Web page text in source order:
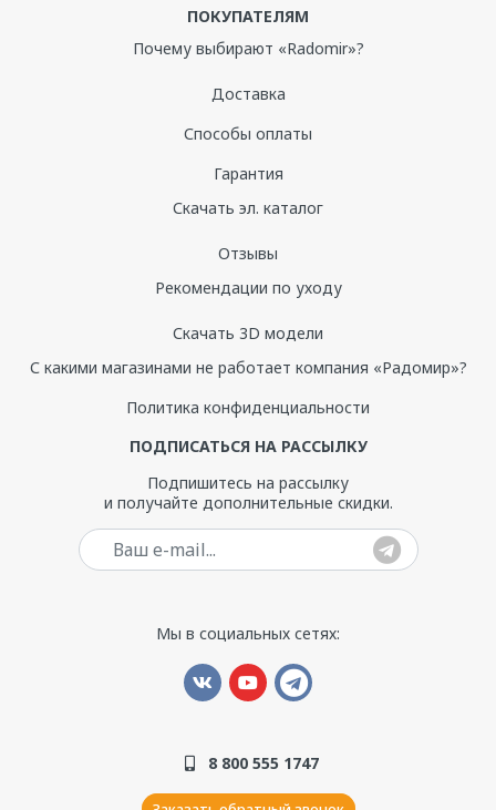
ПОКУПАТЕЛЯМ
Почему выбирают «Radomir»?
Доставка
Способы оплаты
Гарантия
Скачать эл. каталог
Отзывы
Рекомендации по уходу
Скачать 3D модели
С какими магазинами не работает компания «Радомир»?
Политика конфиденциальности
ПОДПИСАТЬСЯ НА РАССЫЛКУ
Подпишитесь на рассылку
и получайте дополнительные скидки.
Мы в социальных сетях:
8 800 555 1747